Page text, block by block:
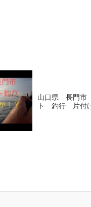
山口県 長門
ト 釣行 片付